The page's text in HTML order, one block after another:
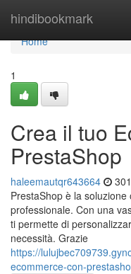
hindibookmark
Home
Home
1
Crea il tuo
PrestaShop
haleemautqr643664
PrestaShop è la
professionale. Con una
ti permette di
necessità. Grazie
https://
ecommerce-con-